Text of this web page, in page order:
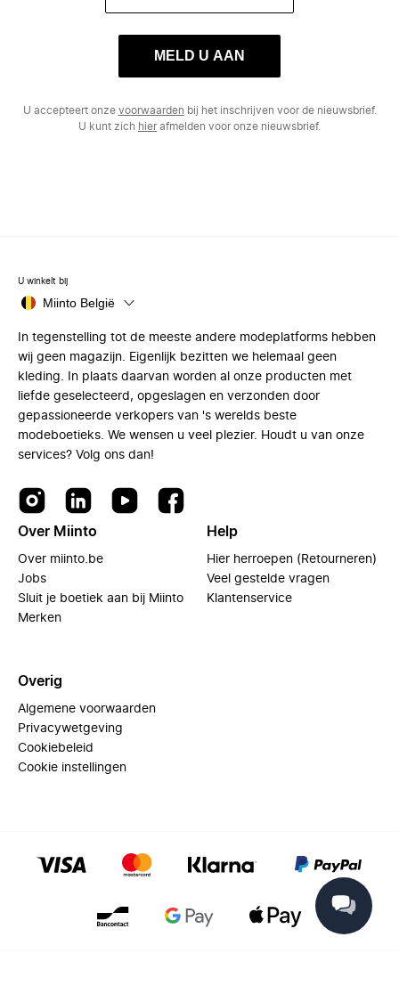
MELD U AAN
U accepteert onze voorwaarden bij het inschrijven voor de nieuwsbrief.
U kunt zich hierafmelden voor onze nieuwsbrief.
U winkelt bij
Miinto België
In tegenstelling tot de meeste andere modeplatforms hebben
wij geen magazijn. Eigenlijk bezitten we helemaal geen
kleding. In plaats daarvan worden al onze producten met
liefde geselecteerd, opgeslagen en verzonden door
gepassioneerde verkopers van 's werelds beste
modeboetieks. We wensen u veel plezier. Houdt u van onze
services? Volg ons dan!
Over Miinto
Over miinto.be
Jobs
Sluit je boetiek aan bij Miinto
Merken
Help
Hier herroepen (Retourneren)
Veel gestelde vragen
Klantenservice
Overig
Algemene voorwaarden
Privacywetgeving
Cookiebeleid
Cookie instellingen